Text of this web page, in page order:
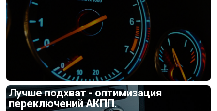
Лучше подхват - оптимизация
переключений АКПП.